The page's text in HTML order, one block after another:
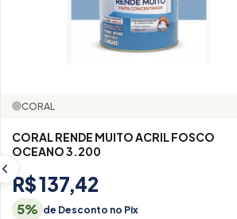
CORAL
CORAL RENDE MUITO ACRIL FOSCO
OCEANO 3.200
R$ 137,42
5% de Desconto no Pix